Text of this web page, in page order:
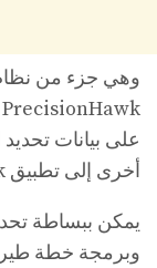
وهي جزء من
على بيانات
أخرى إلى تطبيق PrecisionHawk .
يمكن ببساطة
وبرمجة خطة